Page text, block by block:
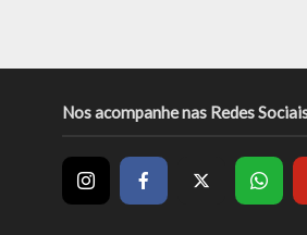
Nos acompanhe nas Redes